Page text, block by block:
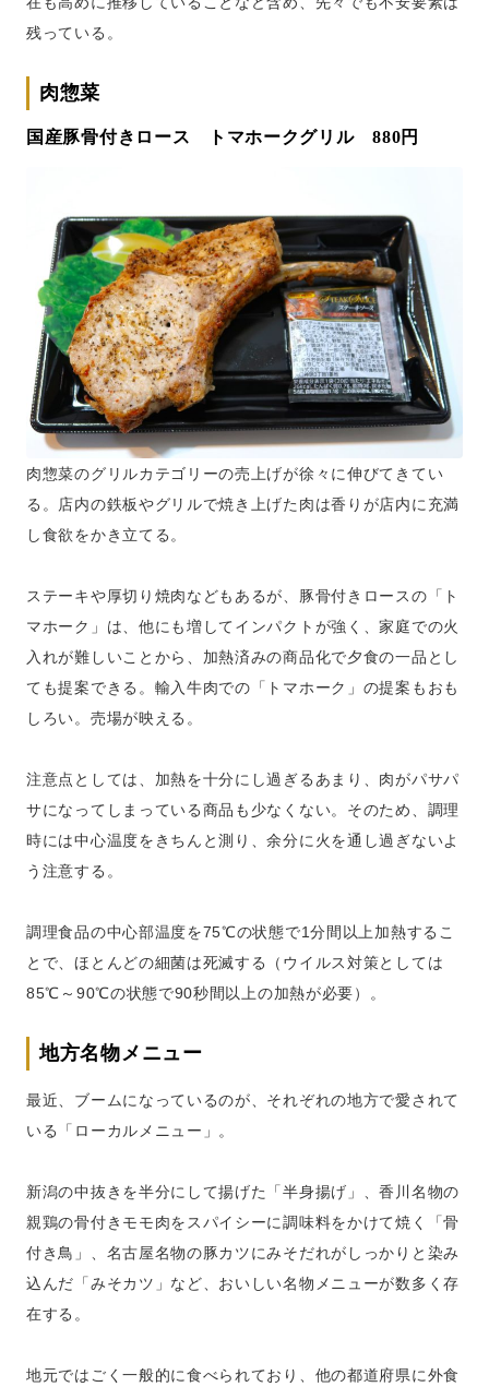
残っている。
肉惣菜
国産豚骨付きロース トマホークグリル 880円
肉惣菜のグリルカテゴリーの売上げが徐々に伸びてきてい
る。店内の鉄板やグリルで焼き上げた肉は香りが店内に充満
し食欲をかき立てる。
ステーキや厚切り焼肉などもあるが、豚骨付きロースの「ト
マホーク」は、他にも増してインパクトが強く、家庭での火
入れが難しいことから、加熱済みの商品化で夕食の一品とし
ても提案できる。輸入牛肉での「トマホーク」の提案もおも
しろい。売場が映える。
注意点としては、加熱を十分にし過ぎるあまり、肉がパサパ
サになってしまっている商品も少なくない。そのため、調理
時には中心温度をきちんと測り、余分に火を通し過ぎないよ
う注意する。
調理食品の中心部温度を75℃の状態で1分間以上加熱するこ
とで、ほとんどの細菌は死滅する（ウイルス対策としては
85℃～90℃の状態で90秒間以上の加熱が必要）。
地方名物メニュー
最近、ブームになっているのが、それぞれの地方で愛されて
いる「ローカルメニュー」。
新潟の中抜きを半分にして揚げた「半身揚げ」、香川名物の
親鶏の骨付きモモ肉をスパイシーに調味料をかけて焼く「骨
付き鳥」、名古屋名物の豚カツにみそだれがしっかりと染み
込んだ「みそカツ」など、おいしい名物メニューが数多く存
在する。
地元ではごく一般的に食べられており、他の都道府県に外食